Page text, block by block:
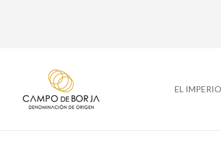
EL